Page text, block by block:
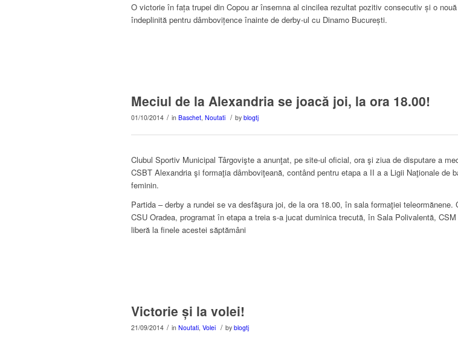
O victorie în fața trupei din Copou ar însemna al cincilea rezultat pozitiv consecutiv și o
îndeplinită pentru dâmbovițence înainte de derby-ul cu Dinamo București.
Meciul de la Alexandria se joacă joi, la ora 18.00!
01/10/2014 / in Baschet Noutati / by blogtj
Clubul Sportiv Municipal Târgovişte a anunţat, pe site-ul oficial, ora şi ziua de disputare a
CSBT Alexandria şi formaţia dâmboviţeană, contând pentru etapa a II a a Ligii Naţionale de
feminin.
Partida – derby a rundei se va desfăşura joi, de la ora 18.00, în sala formaţiei teleormănene.
CSU Oradea, programat în etapa a treia s-a jucat duminica trecută, în Sala Polivalentă,
liberă la finele acestei săptămâni
Victorie și la volei!
21/09/2014 / in Noutati, Volei / by blogtj